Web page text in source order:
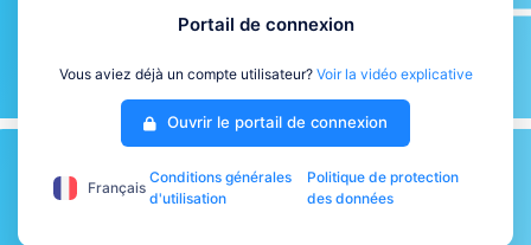
Portail de connexion
Vous aviez déjà un compte utilisateur? Voir la vidéo explicative
Ouvrir le portail de connexion
Français
Conditions générales
d'utilisation
Politique de protection
des données